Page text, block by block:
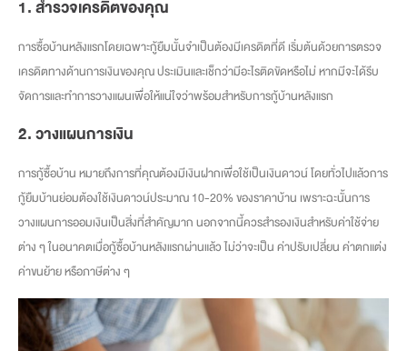
1.สำรวจเครดิตของคุณ
การซื้อบ้านหลังแรกโดยเฉพาะกู้ยืมนั้นจำเป็นต้องมีเครดิตที่ดี เริ่มต้นด้วยการตรวจ
เครดิตทางด้านการเงินของคุณ ประเมินและเช็กว่ามีอะไรติดขัดหรือไม่ หากมีจะได้รีบ
จัดการและทำการวางแผนเพื่อให้แน่ใจว่าพร้อมสำหรับการกู้บ้านหลังแรก
2.วางแผนการเงิน
การกู้ซื้อบ้าน หมายถึงการที่คุณต้องมีเงินฝากเพื่อใช้เป็นเงินดาวน์ โดยทั่วไปแล้วการ
กู้ยืมบ้านย่อมต้องใช้เงินดาวน์ประมาณ 10-20% ของราคาบ้าน เพราะฉะนั้นการ
วางแผนการออมเงินเป็นสิ่งที่สำคัญมาก นอกจากนี้ควรสำรองเงินสำหรับค่าใช้จ่าย
ต่าง ๆ ในอนาคตเมื่อกู้ซื้อบ้านหลังแรกผ่านแล้ว ไม่ว่าจะเป็น ค่าปรับเปลี่ยน ค่าตกแต่ง
ค่าขนย้าย หรือภาษีต่าง ๆ